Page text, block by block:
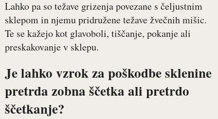
Lahko pa so težave grizenja povezane s čeljustnim
sklepom in njemu pridružene težave žvečnih mišic.
Te se kažejo kot glavoboli, tiščanje, pokanje ali
preskakovanje v sklepu.
Je lahko vzrok za poškodbe sklenine
pretrda zobna ščetka ali pretrdo
ščetkanje?